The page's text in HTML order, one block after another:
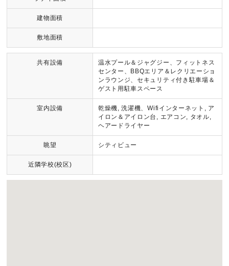
建物面積
敷地面積
共有設備
温水プール＆ジャグジー、フィットネス
センター、BBQエリア＆レクリエーショ
ンラウンジ、セキュリティ付き駐車場＆
ゲスト用駐車スペース
室内設備
乾燥機, 洗濯機、Wifiインターネット, ア
イロン＆アイロン台, エアコン, タオル,
ヘアードライヤー
眺望 シティビュー
近隣学校(校区)